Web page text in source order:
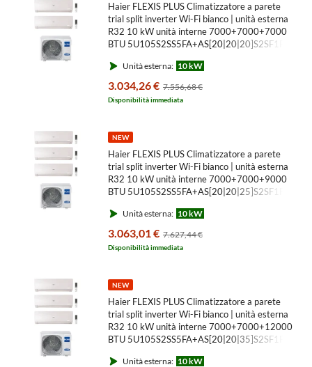
Wi-
Fi
bianco
|
unità
kW
unità
interne
BTU
Haier FLEXIS PLUS Climatizzatore a parete
trial split inverter Wi-Fi bianco | unità esterna
R32 10 kW unità interne 7000+7000+7000
BTU 5U105S2SS5FA+AS[20|20|20]S2SF1FA-
Unità esterna: 10 kW
3.034,26 € 7.556,68 €
Disponibilità immediata
NEW
Haier FLEXIS PLUS Climatizzatore a parete
trial split inverter Wi-Fi bianco | unità esterna
R32 10 kW unità interne 7000+7000+9000
BTU 5U105S2SS5FA+AS[20|20|25]S2SF1FA-
Unità esterna: 10 kW
3.063,01 € 7.627,44 €
Disponibilità immediata
NEW
Haier FLEXIS PLUS Climatizzatore a parete
trial split inverter Wi-Fi bianco | unità esterna
R32 10 kW unità interne 7000+7000+12000
BTU 5U105S2SS5FA+AS[20|20|35]S2SF1FA-
Unità esterna: 10 kW